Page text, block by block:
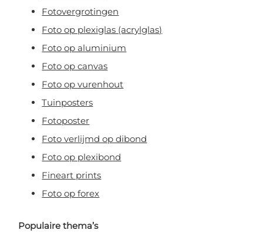
Fotovergrotingen
Foto op plexiglas (acrylglas)
Foto op aluminium
Foto op canvas
Foto op vurenhout
Tuinposters
Fotoposter
Foto verlijmd op dibond
Foto op plexibond
Fineart prints
Foto op forex
Populaire thema’s